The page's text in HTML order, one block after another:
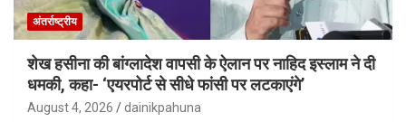
अंतर्राष्ट्रीय
शेख हसीना की बांग्लादेश वापसी के ऐलान पर नाहिद इस्लाम ने दी
धमकी, कहा- ‘एयरपोर्ट से सीधे फांसी पर लटकाएंगे’
August 4, 2026 dainikpahuna